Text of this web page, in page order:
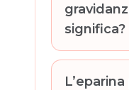
significa?